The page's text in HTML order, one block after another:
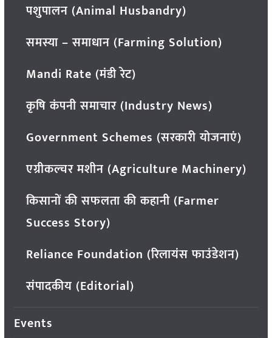
पशुपालन (Animal Husbandry)
समस्या – समाधान (Farming Solution)
Mandi Rate (मंडी रेट)
कृषि कंपनी समाचार (Industry News)
Government Schemes (सरकारी योजनाएं)
एग्रीकल्चर मशीन (Agriculture Machinery)
किसानों की सफलता की कहानी (Farmer
Success Story)
Reliance Foundation (रिलायंस फाउंडेशन)
संपादकीय (Editorial)
Events